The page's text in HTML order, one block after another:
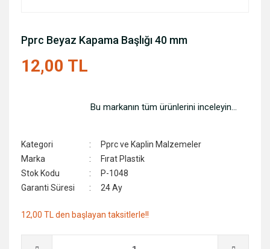
Pprc Beyaz Kapama Başlığı 40 mm
12,00 TL
Bu markanın tüm ürünlerini inceleyin...
Kategori
Pprc ve Kaplin Malzemeler
Marka
Fırat Plastik
Stok Kodu
P-1048
Garanti Süresi
24 Ay
12,00 TL den başlayan taksitlerle!!